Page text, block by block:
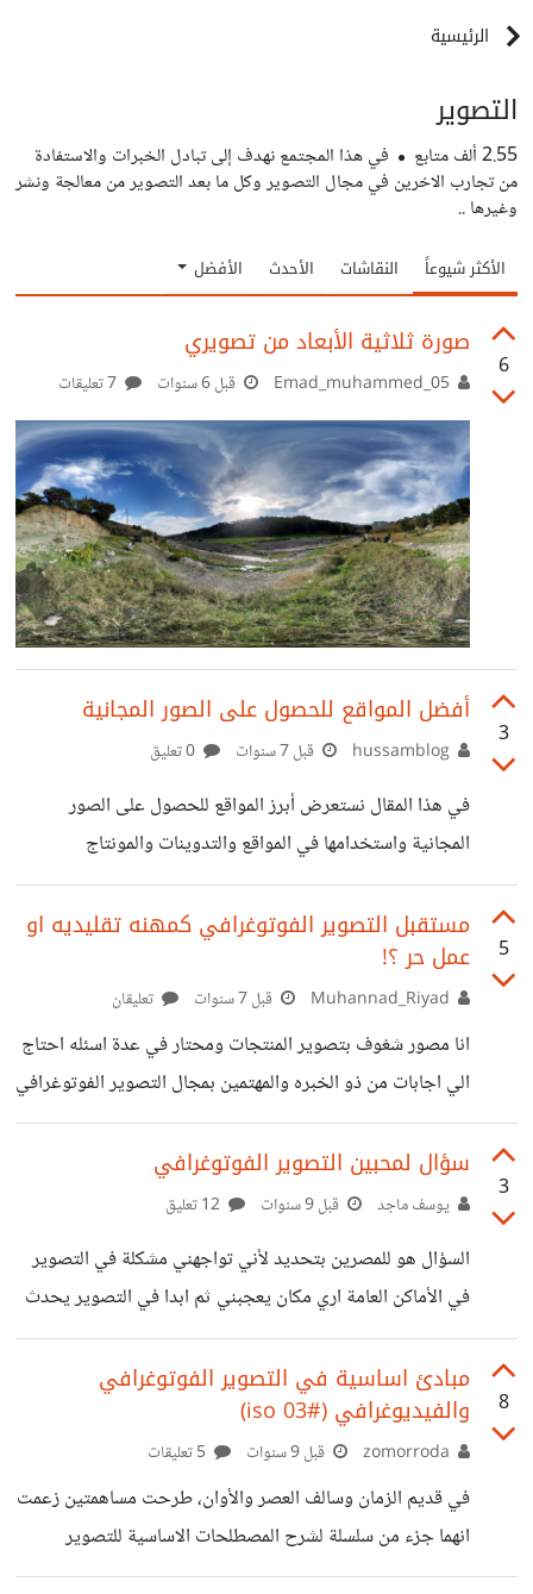
الرئيسية
التصوير
2.55 ألف متابع
في هذا المجتمع نهدف إلى تبادل الخبرات والاستفادة
من تجارب الاخرين في مجال التصوير وكل ما بعد التصوير من معالجة ونشر
وغيرها ..
الأكثر شيوعاً النقاشات الأحدث الأفضل
6
صورة ثلاثية الأبعاد من تصويري
قبل 6 سنوات
3
أفضل المواقع للحصول على الصور المجانية
قبل 7 سنوات
في هذا المقال نستعرض أبرز المواقع للحصول على الصور
المجانية واستخدامها في المواقع والتدوينات والمونتاج
والتصاميم المطبوعة.. الخ، وأشهرها مواقع Pixabay و Pexels
حيث لا يتطلب استخدامهما ذكر مصدر الصورة.
https://hussam.blog/free-images
5
مستقبل التصوير الفوتوغرافي كمهنه تقليديه او
عمل حر ؟!
قبل 7 سنوات تعليقان
انا مصور شغوف بتصوير المنتجات ومحتار في عدة اسئله احتاج
الي اجابات من ذو الخبره والمهتمين بمجال التصوير الفوتوغرافي
وخصوصا تخصص تصوير المنتجات هل مطلوب في سوق العمل
كعمل حر او كعمل تقليدي في شركه ما ؟ هل احتاج لتعلم شئ
اضافي مع تصوير المنتجات ام اتقنه واتعمق فيه اكثر؟ ما الاشياء
يؤهلني لايجاد فرص عمل دائمه براتب جيد؟ هل احتاج لاتقان
برامج اخري غير الفوتوشوب واللايت روم كبرامج مساعده
3
سؤال لمحبين التصوير الفوتوغرافي
يوسف ماجد قبل 9 سنوات
السؤال هو للمصرين بتحديد لأني تواجهني مشكلة في التصوير
في الأماكن العامة اري مكان يعجبني ثم ابدا في التصوير يحدث
مشكلة بين وبين الناس في المكان وكان يريد كاميرات التصوير
وأراد انا احذف الصور ماذا لو كانت انت ماذا سوف تفعل؟
والسؤال الأهم كيف تصور شئ في ايمكان أعجبك؟ وشكرا على
المساعدة
8
مبادئ اساسية في التصوير الفوتوغرافي
والفيديوغرافي (#03 iso)
قبل 9 سنوات
في قديم الزمان وسالف العصر والأوان، طرحت مساهمتين زعمت
انهما جزء من سلسلة لشرح المصطلحات الاساسية للتصوير
(الفوتوغرافي والفيديوغرافي) حيث انهما يشتركان في الكثير